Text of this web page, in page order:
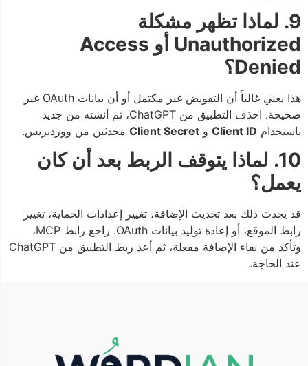
9. لماذا تظهر مشكلة
Unauthorized أو Access
Denied؟
هذا يعني غالباً أن التفويض غير مكتمل أو أن بيانات OAuth غير
صحيحة. احذف التطبيق من ChatGPT، ثم أنشئه من جديد
باستخدام Client IDو Client Secretمحدثين من ووردبريس.
10. لماذا يتوقف الربط بعد أن كان
يعمل؟
قد يحدث ذلك بعد تحديث الإضافة، تغيير إعدادات الحماية، تغيير
رابط الموقع، أو إعادة توليد بيانات OAuth. راجع رابط MCP،
وتأكد من بقاء الإضافة مفعلة، ثم أعد ربط التطبيق من ChatGPT
عند الحاجة.